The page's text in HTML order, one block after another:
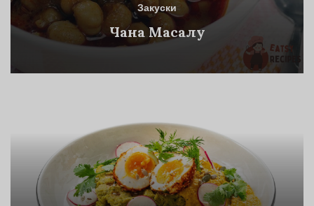
Закуски
Чана Масалу